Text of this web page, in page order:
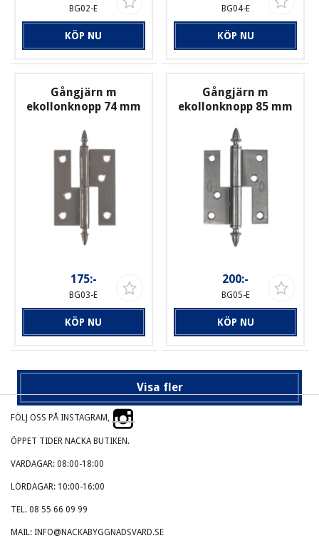
BG02-E
KÖP NU
BG04-E
KÖP NU
Gångjärn m
ekollonknopp 74 mm
175:-
BG03-E
KÖP NU
Gångjärn m
ekollonknopp 85 mm
200:-
BG05-E
KÖP NU
Visa fler
FÖLJ OSS PÅ INSTAGRAM,
ÖPPET TIDER NACKA BUTIKEN.
VARDAGAR: 08:00-18:00
LÖRDAGAR: 10:00-16:00
TEL. 08 55 66 09 99
MAIL: INFO@NACKABYGGNADSVARD.SE